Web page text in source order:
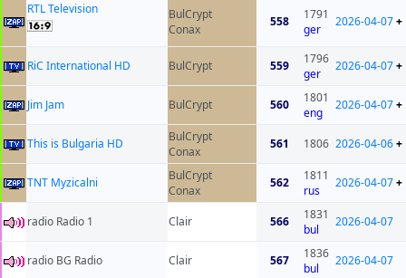
RTL Television
BulCrypt
Conax
558
1791
ger
2026-04-07+
RiC International HD BulCrypt 559
1796
ger
2026-04-07+
Jim Jam BulCrypt 560
1801
eng
2026-04-07+
This is Bulgaria HD
BulCrypt
Conax
561 1806 2026-04-06+
TNT Myzicalni
BulCrypt
Conax
562
1811
rus
2026-04-07+
radio Radio 1 Clair 566
1831
bul
2026-04-07
radio BG Radio Clair 567
1836
bul
2026-04-07